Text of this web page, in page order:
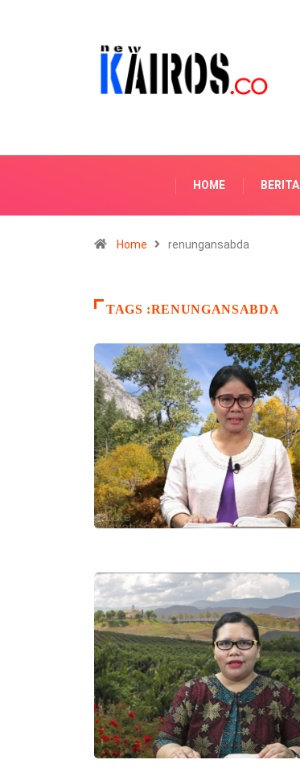
HOME BERITA
Home renungansabda
TAGS :RENUNGANSABDA